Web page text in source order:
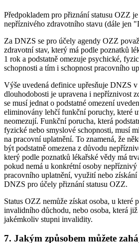
Předpokladem pro přiznání statusu OZZ
nepříznivého zdravotního stavu (dále jen
Za DNZS se pro účely agendy OZZ
zdravotní stav, který má podle poznatků
1 rok a podstatně omezuje psychické,
schopnosti a tím i schopnost pracovního
Výše uvedená definice upřesňuje DNZS
dlouhodobosti je upravena i nepříznivost
se musí jednat o podstatné omezení
eliminovány lehčí funkční poruchy, které
neomezují. Funkční porucha, která
fyzické nebo smyslové schopnosti, musí
na pracovní uplatnění. To znamená, že
být podstatně omezena z důvodu
který podle poznatků lékařské vědy má
pokud nemá u konkrétní osoby nepříznivý
pracovního uplatnění, využití nebo
DNZS pro účely přiznání statusu OZZ.
Status OZZ nemůže získat osoba, u které
invalidního důchodu, nebo osoba, která
jakémkoliv stupni invalidity.
7. Jakým způsobem můžete